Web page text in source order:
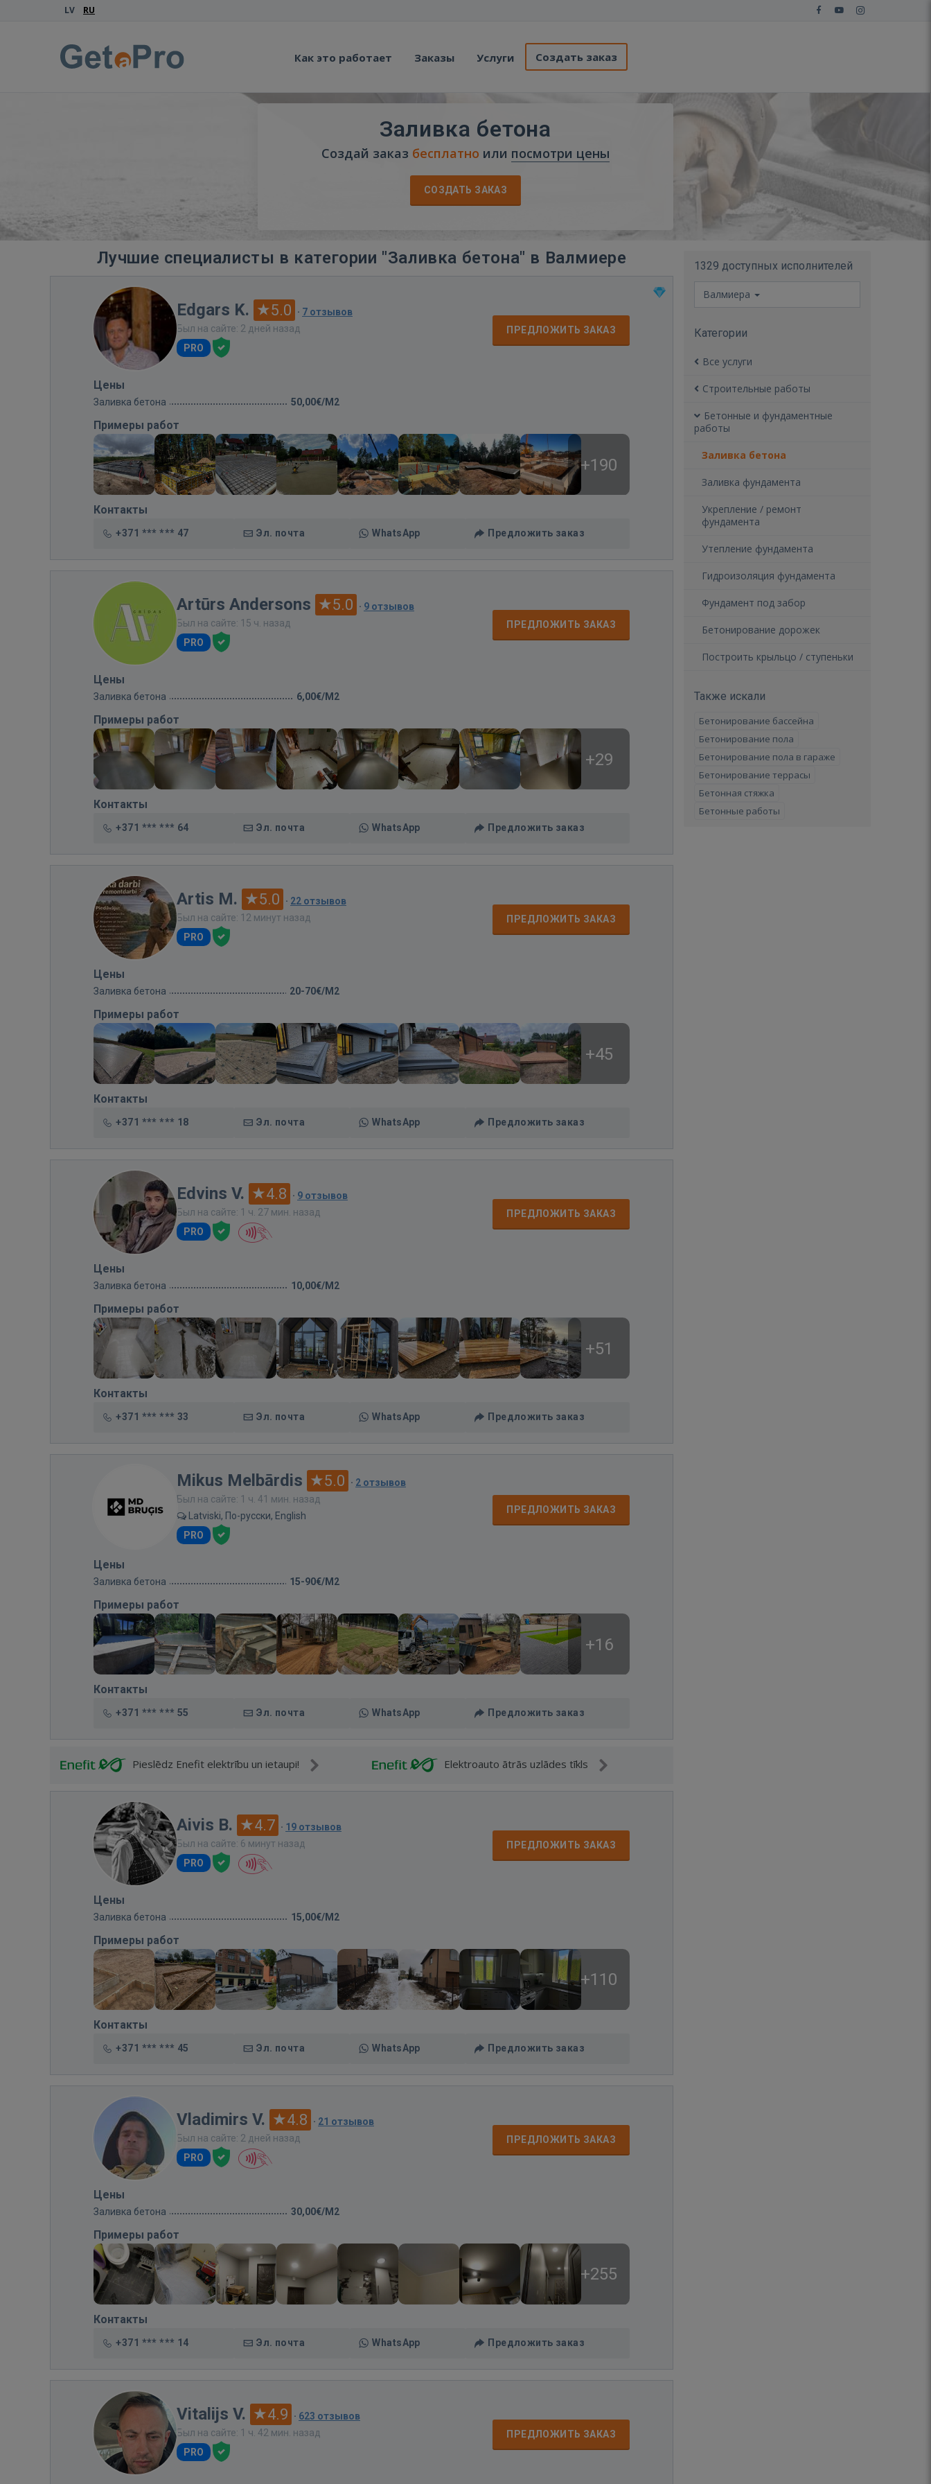
LV RU
Как это работает Заказы Услуги Создать заказ
Заливка бетона
Создай заказ бесплатно или посмотри цены
СОЗДАТЬ ЗАКАЗ
Лучшие специалисты в категории "Заливка бетона" в Валмиере
Edgars K. 5.0 · 7 отзывов
Был на сайте: 2 дней назад
PRO
ПРЕДЛОЖИТЬ ЗАКАЗ
Цены
Заливка бетона 50,00€/M2
Примеры работ
+190
Контакты
+371 *** *** 47 Эл. почта WhatsApp Предложить заказ
Artūrs Andersons 5.0 · 9 отзывов
Был на сайте: 15 ч. назад
PRO
ПРЕДЛОЖИТЬ ЗАКАЗ
Цены
Заливка бетона 6,00€/M2
Примеры работ
+29
Контакты
+371 *** *** 64 Эл. почта WhatsApp Предложить заказ
Artis M. 5.0 · 22 отзывов
Был на сайте: 12 минут назад
PRO
ПРЕДЛОЖИТЬ ЗАКАЗ
Цены
Заливка бетона 20-70€/M2
Примеры работ
+45
Контакты
+371 *** *** 18 Эл. почта WhatsApp Предложить заказ
Edvins V. 4.8 · 9 отзывов
Был на сайте: 1 ч. 27 мин. назад
PRO
ПРЕДЛОЖИТЬ ЗАКАЗ
Цены
Заливка бетона 10,00€/M2
Примеры работ
+51
Контакты
+371 *** *** 33 Эл. почта WhatsApp Предложить заказ
Mikus Melbārdis 5.0 · 2 отзывов
Был на сайте: 1 ч. 41 мин. назад
Latviski, По-русски, English
PRO
ПРЕДЛОЖИТЬ ЗАКАЗ
Цены
Заливка бетона 15-90€/M2
Примеры работ
+16
Контакты
+371 *** *** 55 Эл. почта WhatsApp Предложить заказ
Pieslēdz Enefit elektrību un ietaupi! Elektroauto ātrās uzlādes tīkls
Aivis B. 4.7 · 19 отзывов
Был на сайте: 6 минут назад
PRO
ПРЕДЛОЖИТЬ ЗАКАЗ
Цены
Заливка бетона 15,00€/M2
Примеры работ
+110
Контакты
+371 *** *** 45 Эл. почта WhatsApp Предложить заказ
Vladimirs V. 4.8 · 21 отзывов
Был на сайте: 2 дней назад
PRO
ПРЕДЛОЖИТЬ ЗАКАЗ
Цены
Заливка бетона 30,00€/M2
Примеры работ
+255
Контакты
+371 *** *** 14 Эл. почта WhatsApp Предложить заказ
Vitalijs V. 4.9 · 623 отзывов
Был на сайте: 1 ч. 42 мин. назад
PRO
ПРЕДЛОЖИТЬ ЗАКАЗ
1329 доступных исполнителей
Валмиера
Категории
Все услуги
Строительные работы
Бетонные и фундаментные
работы
Заливка бетона
Заливка фундамента
Укрепление / ремонт
фундамента
Утепление фундамента
Гидроизоляция фундамента
Фундамент под забор
Бетонирование дорожек
Построить крыльцо / ступеньки
Также искали
Бетонирование бассейна
Бетонирование пола
Бетонирование пола в гараже
Бетонирование террасы
Бетонная стяжка
Бетонные работы